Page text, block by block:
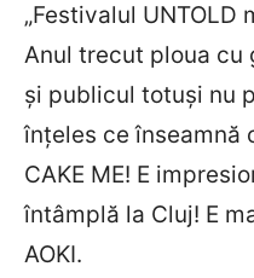
„Festivalul
Anul trecut ploua cu
și publicul totuși nu
înțeles ce înseamnă
CAKE ME! E
întâmplă la Cluj! E
AOKI.